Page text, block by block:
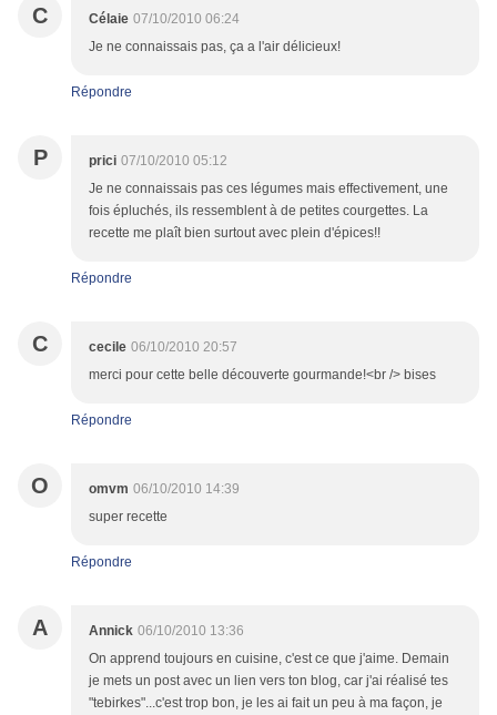
C Célaie 07/10/2010 06:24
Je ne connaissais pas, ça a l'air délicieux!
Répondre
P prici 07/10/2010 05:12
Je ne connaissais pas ces légumes mais effectivement, une
fois épluchés, ils ressemblent à de petites courgettes. La
recette me plaît bien surtout avec plein d'épices!!
Répondre
C cecile 06/10/2010 20:57
merci pour cette belle découverte gourmande!<br /> bises
Répondre
O omvm 06/10/2010 14:39
super recette
Répondre
A Annick 06/10/2010 13:36
On apprend toujours en cuisine, c'est ce que j'aime. Demain
je mets un post avec un lien vers ton blog, car j'ai réalisé tes
"tebirkes"...c'est trop bon, je les ai fait un peu à ma façon, je